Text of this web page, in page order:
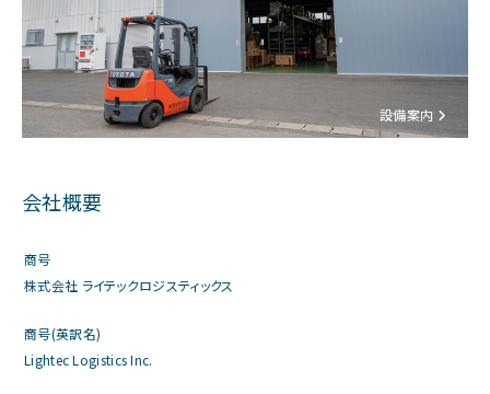
設備案内
会社概要
商号
株式会社 ライテックロジスティックス
商号(英訳名)
Lightec Logistics Inc.